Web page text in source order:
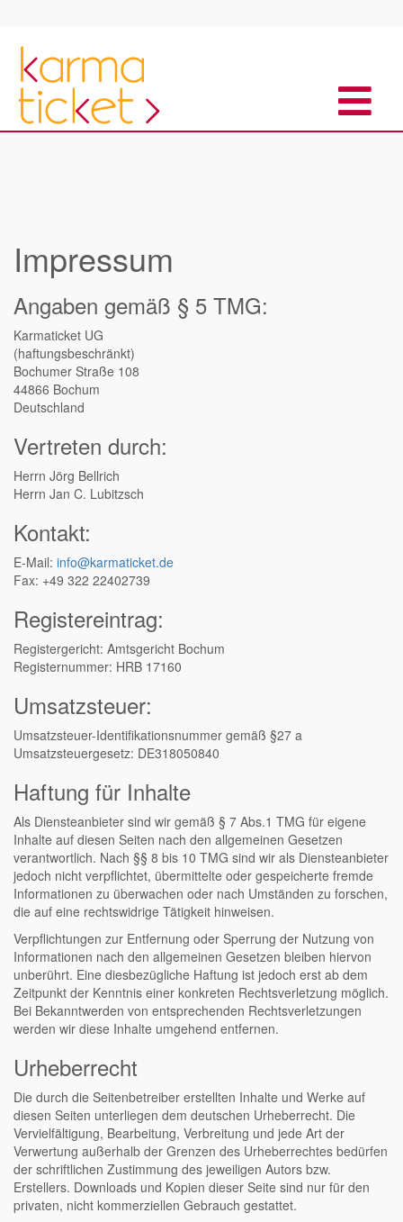
Impressum
Angaben gemäß § 5 TMG:
Karmaticket UG
(haftungsbeschränkt)
Bochumer Straße 108
44866 Bochum
Deutschland
Vertreten durch:
Herrn Jörg Bellrich
Herrn Jan C. Lubitzsch
Kontakt:
E-Mail: info@karmaticket.de
Fax: +49 322 22402739
Registereintrag:
Registergericht: Amtsgericht Bochum
Registernummer: HRB 17160
Umsatzsteuer:
Umsatzsteuer-Identifikationsnummer gemäß §27 a
Umsatzsteuergesetz: DE318050840
Haftung für Inhalte
Als Diensteanbieter sind wir gemäß § 7 Abs.1 TMG für eigene
Inhalte auf diesen Seiten nach den allgemeinen Gesetzen
verantwortlich. Nach §§ 8 bis 10 TMG sind wir als Diensteanbieter
jedoch nicht verpflichtet, übermittelte oder gespeicherte fremde
Informationen zu überwachen oder nach Umständen zu forschen,
die auf eine rechtswidrige Tätigkeit hinweisen.
Verpflichtungen zur Entfernung oder Sperrung der Nutzung von
Informationen nach den allgemeinen Gesetzen bleiben hiervon
unberührt. Eine diesbezügliche Haftung ist jedoch erst ab dem
Zeitpunkt der Kenntnis einer konkreten Rechtsverletzung möglich.
Bei Bekanntwerden von entsprechenden Rechtsverletzungen
werden wir diese Inhalte umgehend entfernen.
Urheberrecht
Die durch die Seitenbetreiber erstellten Inhalte und Werke auf
diesen Seiten unterliegen dem deutschen Urheberrecht. Die
Vervielfältigung, Bearbeitung, Verbreitung und jede Art der
Verwertung außerhalb der Grenzen des Urheberrechtes bedürfen
der schriftlichen Zustimmung des jeweiligen Autors bzw.
Erstellers. Downloads und Kopien dieser Seite sind nur für den
privaten, nicht kommerziellen Gebrauch gestattet.